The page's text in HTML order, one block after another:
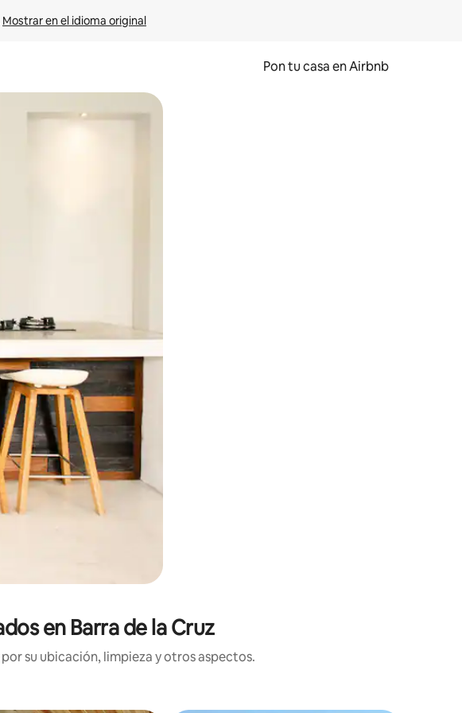
Mostrar en el idioma original
Pon tu casa en Airbnb
explora con el tacto o desliza el dedo.
en Barra de la Cruz
su ubicación, limpieza y otros aspectos.